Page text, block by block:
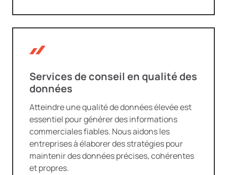
Services de conseil en qualité des
données
Atteindre une qualité de données élevée est
essentiel pour générer des informations
commerciales fiables. Nous aidons les
entreprises à élaborer des stratégies pour
maintenir des données précises, cohérentes
et propres.